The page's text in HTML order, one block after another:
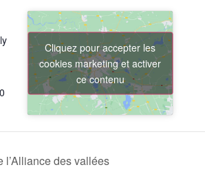
Cliquez pour accepter les
cookies marketing et activer
ce contenu
l’Alliance des vallées